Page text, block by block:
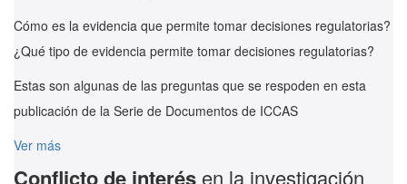
Cómo es la evidencia que permite tomar decisiones regulatorias?
¿Qué tipo de evidencia permite tomar decisiones regulatorias?
Estas son algunas de las preguntas que se respoden en esta
publicación de la Serie de Documentos de ICCAS
Ver más
Conflicto de interés en la investigación